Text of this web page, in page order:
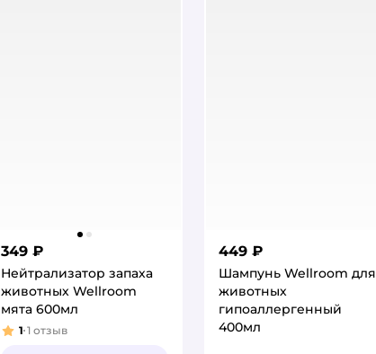
349 ₽
Нейтрализатор запаха
животных Wellroom
мята 600мл
Рейтинг:
1 1 отзыв
449 ₽
Шампунь Wellroom для
животных
гипоаллергенный
400мл